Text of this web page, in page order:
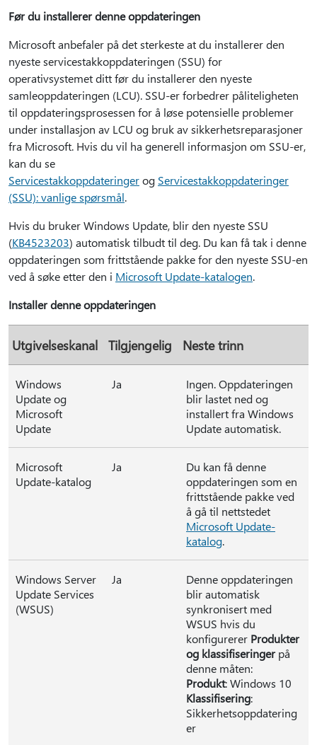
Før du installerer denne oppdateringen
Microsoft anbefaler på det sterkeste at du installerer den
nyeste servicestakkoppdateringen (SSU) for
operativsystemet ditt før du installerer den nyeste
samleoppdateringen (LCU). SSU-er forbedrer påliteligheten
til oppdateringsprosessen for å løse potensielle problemer
under installasjon av LCU og bruk av sikkerhetsreparasjoner
fra Microsoft. Hvis du vil ha generell informasjon om SSU-er,
kan du se
Servicestakkoppdateringerog Servicestakkoppdateringer
(SSU): vanlige spørsmål.
Hvis du bruker Windows Update, blir den nyeste SSU
(KB4523203) automatisk tilbudt til deg. Du kan få tak i denne
oppdateringen som frittstående pakke for den nyeste SSU-en
ved å søke etter den i Microsoft Update-katalogen.
Installer denne oppdateringen
Utgivelseskanal Tilgjengelig Neste trinn
Windows
Update og
Microsoft
Update
Ja
Ingen. Oppdateringen
blir lastet ned og
installert fra Windows
Update automatisk.
Microsoft
Update-katalog
Ja
Du kan få denne
oppdateringen som en
frittstående pakke ved
å gå til nettstedet
Microsoft Update-
katalog.
Windows Server
Update Services
(WSUS)
Ja
Denne oppdateringen
blir automatisk
synkronisert med
WSUS hvis du
konfigurerer Produkter
og klassifiseringerpå
denne måten:
Produkt: Windows 10
Klassifisering:
Sikkerhetsoppdatering
er